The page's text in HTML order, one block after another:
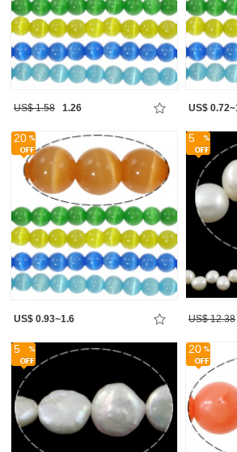
US$ 1.58 1.26 US$
20
US$ 0.93~1.6
5
US$ 12.38
5 20